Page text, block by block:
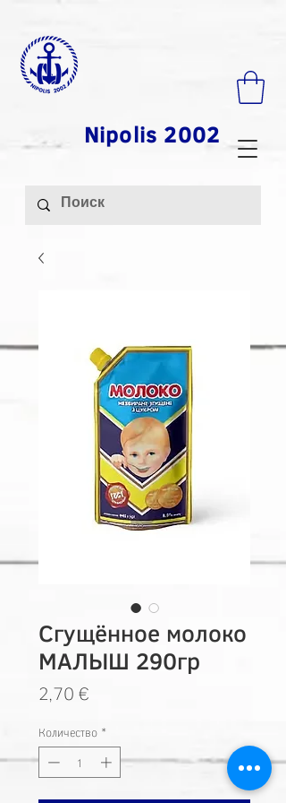
Nipolis 2002
Сгущённое молоко
МАЛЫШ 290гр
2,70 €
Количество *